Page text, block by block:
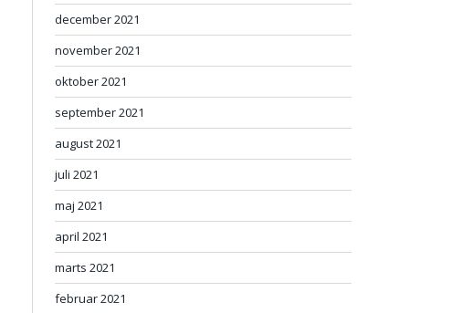
december 2021
november 2021
oktober 2021
september 2021
august 2021
juli 2021
maj 2021
april 2021
marts 2021
februar 2021